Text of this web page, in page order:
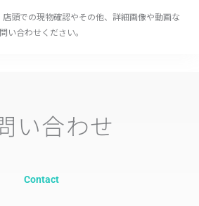
頭での現物確認やその他、詳細画像や動画な
い合わせください。
い合わせ
Contact